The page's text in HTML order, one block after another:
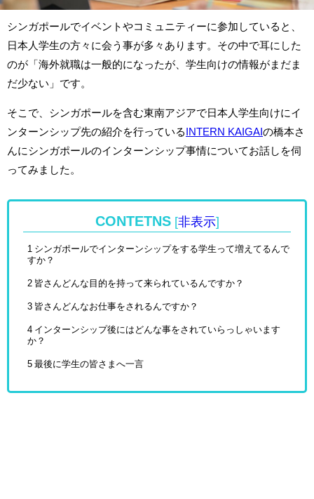
シンガポールでイベントやコミュニティーに参加していると、
日本人学生の方々に会う事が多々あります。その中で耳にした
のが「海外就職は一般的になったが、学生向けの情報がまだま
だ少ない」です。
そこで、シンガポールを含む東南アジアで日本人学生向けにイ
ンターンシップ先の紹介を行っている INTERN KAIGAI の橋本さ
んにシンガポールのインターンシップ事情についてお話しを伺
ってみました。
CONTETNS [非表示]
1 シンガポールでインターンシップをする学生って増えてるんで
すか？
2 皆さんどんな目的を持って来られているんですか？
3 皆さんどんなお仕事をされるんですか？
4 インターンシップ後にはどんな事をされていらっしゃいます
か？
5 最後に学生の皆さまへ一言